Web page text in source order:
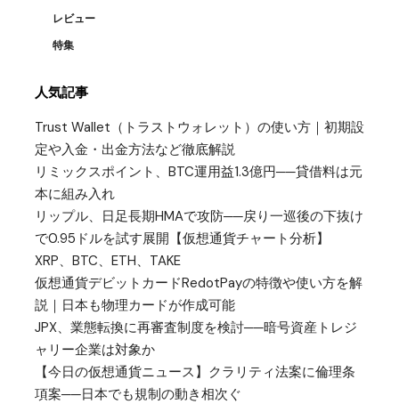
レビュー
特集
人気記事
Trust Wallet（トラストウォレット）の使い方｜初期設
定や入金・出金方法など徹底解説
リミックスポイント、BTC運用益1.3億円──貸借料は元
本に組み入れ
リップル、日足長期HMAで攻防──戻り一巡後の下抜け
で0.95ドルを試す展開【仮想通貨チャート分析】
XRP、BTC、ETH、TAKE
仮想通貨デビットカードRedotPayの特徴や使い方を解
説｜日本も物理カードが作成可能
JPX、業態転換に再審査制度を検討──暗号資産トレジ
ャリー企業は対象か
【今日の仮想通貨ニュース】クラリティ法案に倫理条
項案──日本でも規制の動き相次ぐ